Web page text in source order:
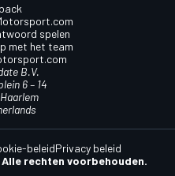
spelen
met het team
B.V.
6 – 14
Alle rechten voorbehouden.
beleidPrivacy beleid